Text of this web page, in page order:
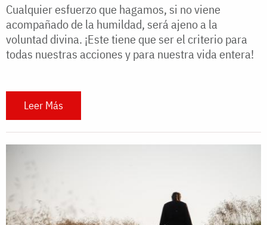
Cualquier esfuerzo que hagamos, si no viene
acompañado de la humildad, será ajeno a la
voluntad divina. ¡Este tiene que ser el criterio para
todas nuestras acciones y para nuestra vida entera!
Leer Más